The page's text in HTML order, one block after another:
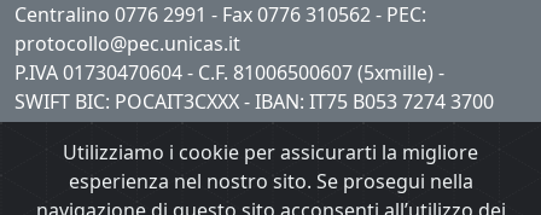
Utilizziamo i cookie per assicurarti la migliore
esperienza nel nostro sito. Se prosegui nella
Centralino 0776 2991 - Fax 0776 310562 - PEC:
protocollo@pec.unicas.it
P.IVA 01730470604 - C.F. 81006500607 (5xmille) -
SWIFT BIC: POCAIT3CXXX - IBAN: IT75 B053 7274 3700
0001 0409 621